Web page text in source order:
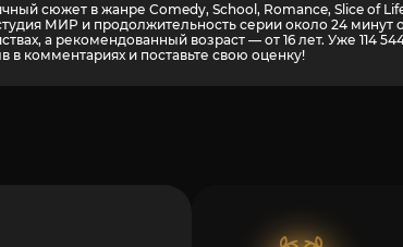
сюжет в жанре Comedy, School, Romance, Slice of
МИР и продолжительность серии около 24
а рекомендованный возраст — от 16 лет. Уже 114
в комментариях и поставьте свою оценку!